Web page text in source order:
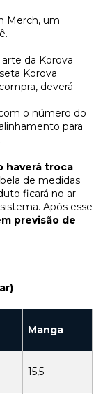
Merch, um
da Korova
Korova
deverá
o número do
para
haverá troca
de medidas
ficará no ar
Após esse
previsão de
Manga
15,5